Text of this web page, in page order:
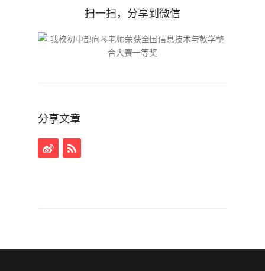
扫一扫，分享到微信
分享文章